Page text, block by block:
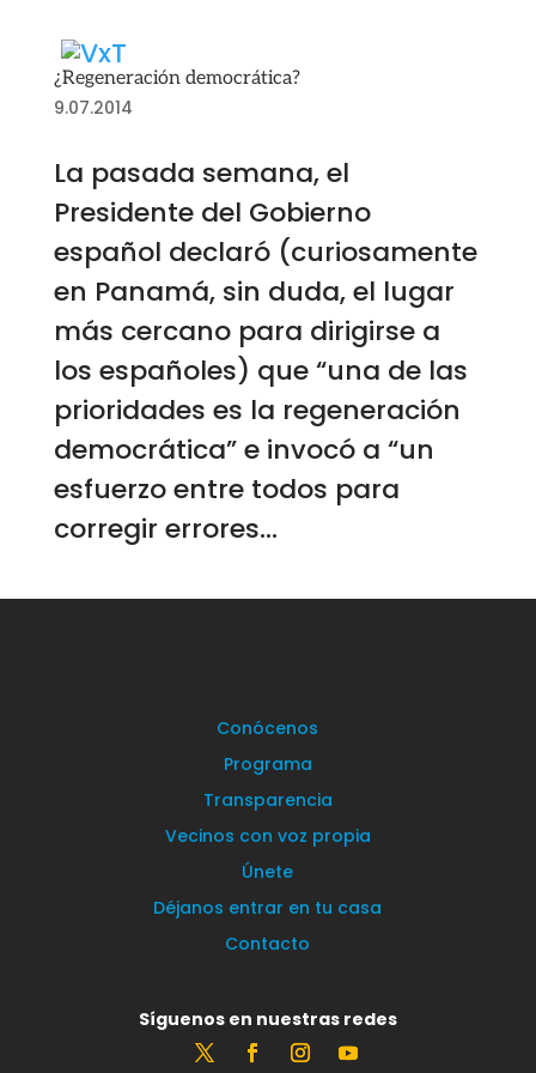
¿Regeneración democrática?
9.07.2014
La pasada semana, el
Presidente del Gobierno
español declaró (curiosamente
en Panamá, sin duda, el lugar
más cercano para dirigirse a
los españoles) que “una de las
prioridades es la regeneración
democrática” e invocó a “un
esfuerzo entre todos para
corregir errores...
Conócenos
Programa
Transparencia
Vecinos con voz propia
Únete
Déjanos entrar en tu casa
Contacto
Síguenos en nuestras redes